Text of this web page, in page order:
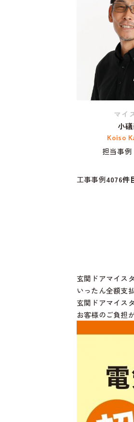
マイ
小
Koiso
担当事例
工事事例4076件
玄関ドアマイス
いったん全額支
玄関ドアマイス
お客様のご負担